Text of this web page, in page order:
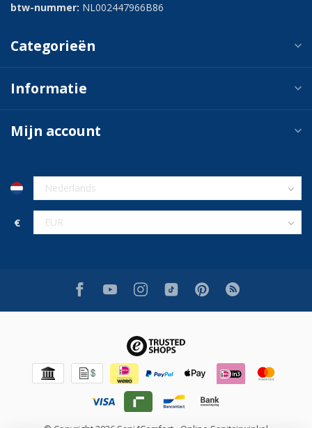
btw-nummer: NL002447966B86
Categorieën
Informatie
Mijn account
€